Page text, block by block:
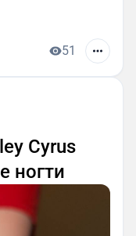
51
Cyrus
ногти